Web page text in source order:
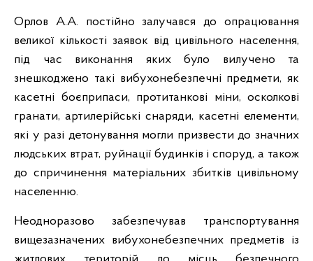
Орлов А.А. постійно залучався до опрацювання
великої кількості заявок від цивільного населення,
під час виконання яких було вилучено та
знешкоджено такі вибухонебезпечні предмети, як
касетні боєприпаси, протитанкові міни, осколкові
гранати, артилерійські снаряди, касетні елементи,
які у разі детонування могли призвести до значних
людських втрат, руйнації будинків і споруд, а також
до спричинення матеріальних збитків цивільному
населенню.
Неодноразово забезпечував транспортування
вищезазначених вибухонебезпечних предметів із